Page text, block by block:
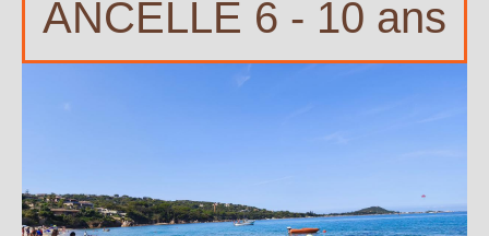
ANCELLE 6 - 10 ans